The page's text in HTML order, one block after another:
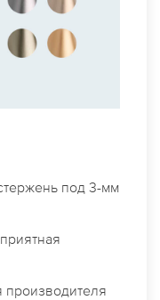
под 3-мм
производителя